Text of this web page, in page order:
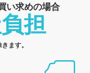
い求めの場合
担
ます。